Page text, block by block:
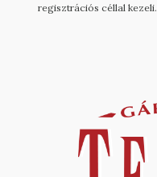
regisztrációs céllal kezeli.